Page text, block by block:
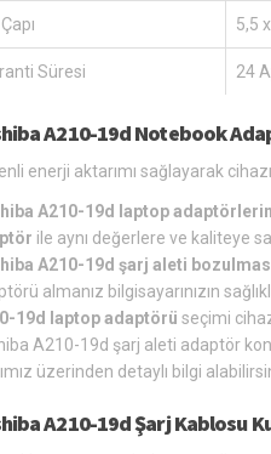
5,5
Süresi 24
A210-19d Notebook
enerji aktarımı sağlayarak
A210-19d laptop
ile aynı değerlere ve kaliteye
A210-19d şarj aleti
almanız bilgisayarınızın
19d laptop adaptörü seçimi
A210-19d şarj aleti adaptör
üzerinden detaylı bilgi
A210-19d Şarj Kablosu